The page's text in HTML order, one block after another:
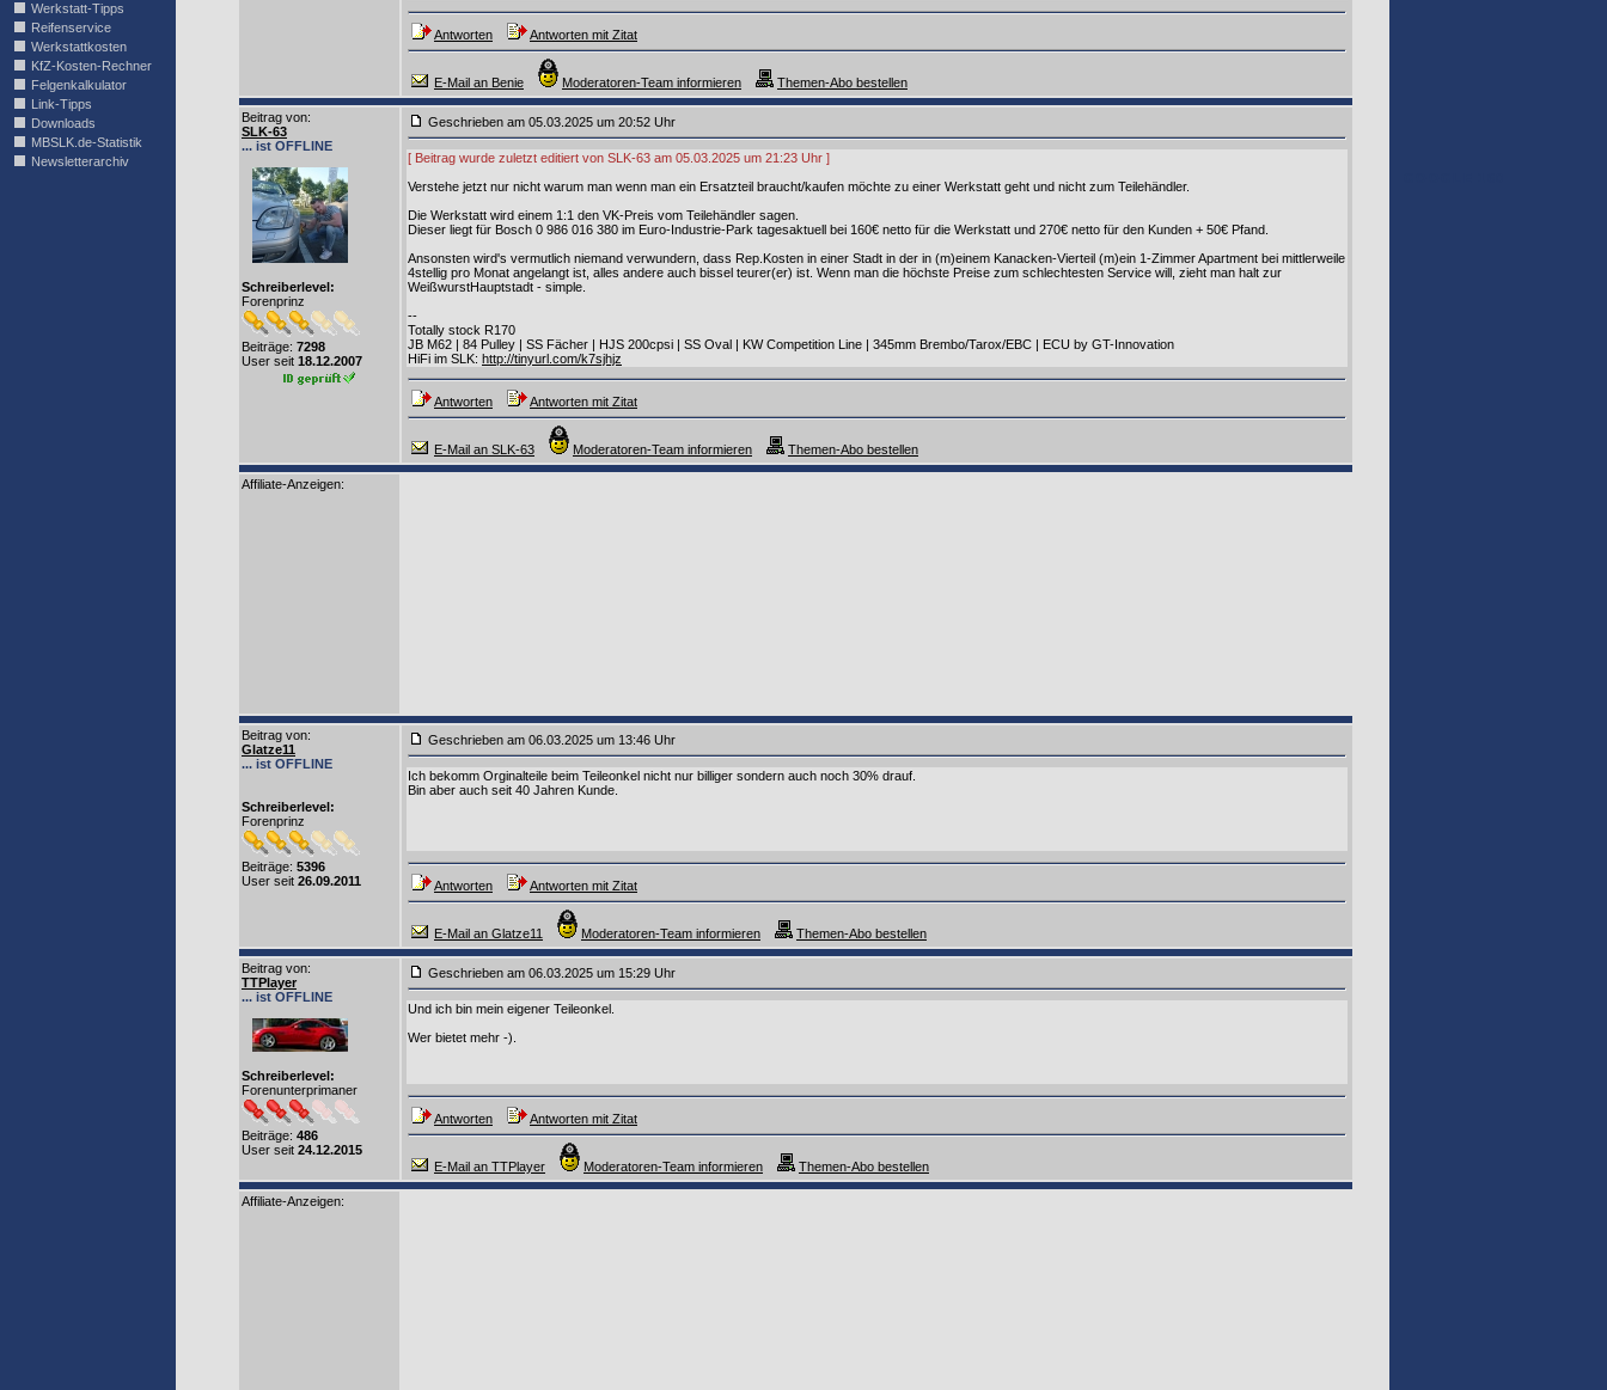
Werkstatt-Tipps
Reifenservice
Werkstattkosten
KfZ-Kosten-Rechner
Felgenkalkulator
Link-Tipps
Downloads
MBSLK.de-Statistik
Newsletterarchiv
Antworten Antworten mit Zitat
E-Mail an Benie Moderatoren-Team informieren Themen-Abo bestellen
Beitrag von:
SLK-63
... ist OFFLINE
Schreiberlevel:
Forenprinz
Beiträge: 7298
User seit 18.12.2007
Geschrieben am 05.03.2025 um 20:52 Uhr
[ Beitrag wurde zuletzt editiert von SLK-63 am 05.03.2025 um 21:23 Uhr ]
Verstehe jetzt nur nicht warum man wenn man ein Ersatzteil braucht/kaufen möchte zu einer Werkstatt geht und nicht zum Teilehändler.
Die Werkstatt wird einem 1:1 den VK-Preis vom Teilehändler sagen.
Dieser liegt für Bosch 0 986 016 380 im Euro-Industrie-Park tagesaktuell bei 160€ netto für die Werkstatt und 270€ netto für den Kunden + 50€ Pfand.
Ansonsten wird's vermutlich niemand verwundern, dass Rep.Kosten in einer Stadt in der in (m)einem Kanacken-Vierteil (m)ein 1-Zimmer Apartment bei mittlerweile
4stellig pro Monat angelangt ist, alles andere auch bissel teurer(er) ist. Wenn man die höchste Preise zum schlechtesten Service will, zieht man halt zur
WeißwurstHauptstadt - simple.
--
Totally stock R170
JB M62 | 84 Pulley | SS Fächer | HJS 200cpsi | SS Oval | KW Competition Line | 345mm Brembo/Tarox/EBC | ECU by GT-Innovation
HiFi im SLK: http://tinyurl.com/k7sjhjz
Antworten Antworten mit Zitat
E-Mail an SLK-63 Moderatoren-Team informieren Themen-Abo bestellen
Affiliate-Anzeigen:
Beitrag von:
Glatze11
... ist OFFLINE
Schreiberlevel:
Forenprinz
Beiträge: 5396
User seit 26.09.2011
Geschrieben am 06.03.2025 um 13:46 Uhr
Ich bekomm Orginalteile beim Teileonkel nicht nur billiger sondern auch noch 30% drauf.
Bin aber auch seit 40 Jahren Kunde.
Antworten Antworten mit Zitat
E-Mail an Glatze11 Moderatoren-Team informieren Themen-Abo bestellen
Beitrag von:
TTPlayer
... ist OFFLINE
Schreiberlevel:
Forenunterprimaner
Beiträge: 486
User seit 24.12.2015
Geschrieben am 06.03.2025 um 15:29 Uhr
Und ich bin mein eigener Teileonkel.
Wer bietet mehr -).
Antworten Antworten mit Zitat
E-Mail an TTPlayer Moderatoren-Team informieren Themen-Abo bestellen
Affiliate-Anzeigen: